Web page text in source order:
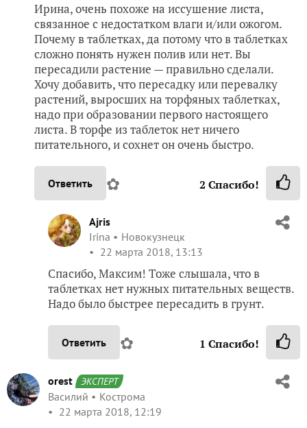
Ирина, очень похоже на иссушение листа,
связанное с недостатком влаги и/или ожогом.
Почему в таблетках, да потому что в таблетках
сложно понять нужен полив или нет. Вы
пересадили растение — правильно сделали.
Хочу добавить, что пересадку или перевалку
растений, выросших на торфяных таблетках,
надо при образовании первого настоящего
листа. В торфе из таблеток нет ничего
питательного, и сохнет он очень быстро.
Ответить ✿ 2 Спасибо!
Ajris
Irina
Новокузнецк
22 марта 2018, 13:13
Спасибо, Максим! Тоже слышала, что в
таблетках нет нужных питательных веществ.
Надо было быстрее пересадить в грунт.
Ответить ✿ 1 Спасибо!
orest ЭКСПЕРТ
Василий
Кострома
22 марта 2018, 12:19